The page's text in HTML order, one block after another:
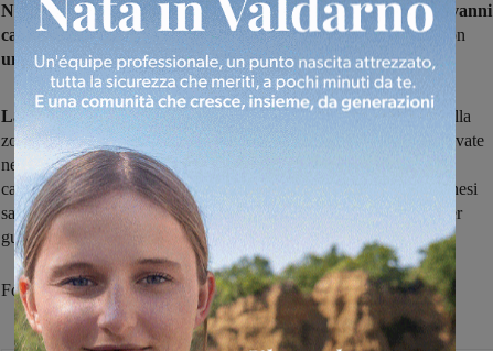
Nel campionato di Serie A2 femminile le ragazze del San Giovanni
calcio 5
chiudono l’anno solare, a due giornate dal giro di boa, con
undici puntifrutto di tre vittorie, due pareggi e cinque sconfitte.
La classificavede la sangiovannesi con un punto di vantaggio sulla
zona play-out, più vicina dopo il turno di riposo e le sconfitte arrivate
nelle ultime due giornate con la capolista Mediterranea e il Roma
calcio femminile.Alla ripresa del torneo,
il 9 gennaio, le valdarnesi
sarannoospiti del Firenze,partita assolutamente da non fallire per
guadagnare punti importanti in ottica classifica
Foto dalla pagina facebook della società